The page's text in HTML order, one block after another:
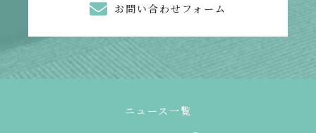
お問い合わせフォーム
ニュース一覧